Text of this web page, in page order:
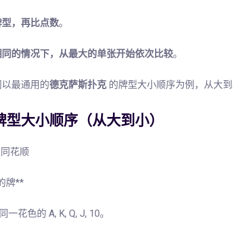
，再比点数。
的情况下，从最大的单张开始依次比较。
最通用的德克萨斯扑克 的牌型大小顺序为例，从大到
型大小顺序（从大到小）
花顺
牌**
一花色的 A, K, Q, J, 10。